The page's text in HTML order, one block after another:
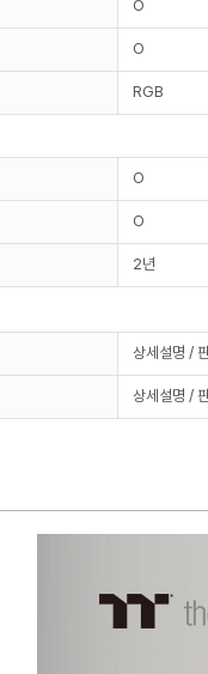
O
O
RGB
O
O
2년
상세설명 /
상세설명 /